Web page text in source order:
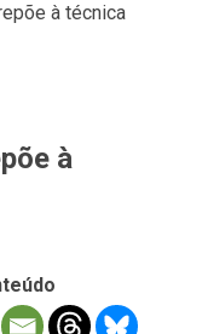
à técnica
à